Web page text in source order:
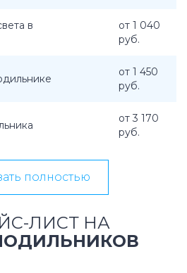
в
от 1 040
руб.
от 1 450
руб.
от 3 170
руб.
полностью
ЛИСТ НА